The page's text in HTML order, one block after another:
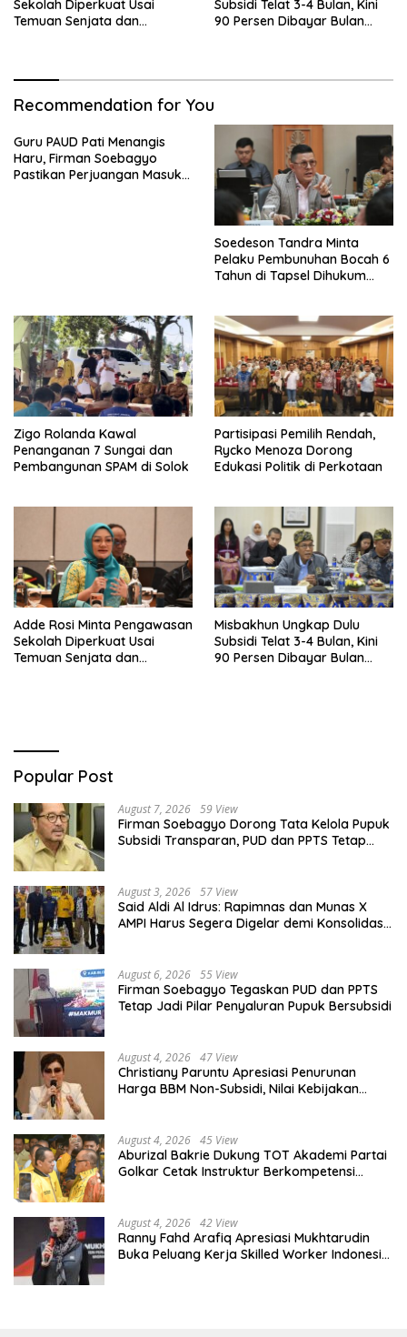
Sekolah Diperkuat Usai
Temuan Senjata dan
Subsidi Telat 3-4 Bulan, Kini
90 Persen Dibayar Bulan
Recommendation for You
Guru PAUD Pati Menangis
Haru, Firman Soebagyo
Pastikan Perjuangan Masuk
Soedeson Tandra Minta
Pelaku Pembunuhan Bocah 6
Tahun di Tapsel Dihukum
Zigo Rolanda Kawal
Penanganan 7 Sungai dan
Pembangunan SPAM di Solok
Partisipasi Pemilih Rendah,
Rycko Menoza Dorong
Edukasi Politik di Perkotaan
Adde Rosi Minta Pengawasan
Sekolah Diperkuat Usai
Temuan Senjata dan
Misbakhun Ungkap Dulu
Subsidi Telat 3-4 Bulan, Kini
90 Persen Dibayar Bulan
Popular Post
August 7, 2026 59 View
Firman Soebagyo Dorong Tata Kelola Pupuk
Subsidi Transparan, PUD dan PPTS Tetap
August 3, 2026 57 View
Said Aldi Al Idrus: Rapimnas dan Munas X
AMPI Harus Segera Digelar demi Konsolidasi
August 6, 2026 55 View
Firman Soebagyo Tegaskan PUD dan PPTS
Tetap Jadi Pilar Penyaluran Pupuk Bersubsidi
August 4, 2026 47 View
Christiany Paruntu Apresiasi Penurunan
Harga BBM Non-Subsidi, Nilai Kebijakan
August 4, 2026 45 View
Aburizal Bakrie Dukung TOT Akademi Partai
Golkar Cetak Instruktur Berkompetensi
August 4, 2026 42 View
Ranny Fahd Arafiq Apresiasi Mukhtarudin
Buka Peluang Kerja Skilled Worker Indonesia